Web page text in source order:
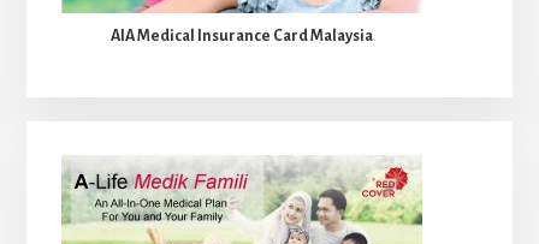
AIA Medical Insurance Card Malaysia